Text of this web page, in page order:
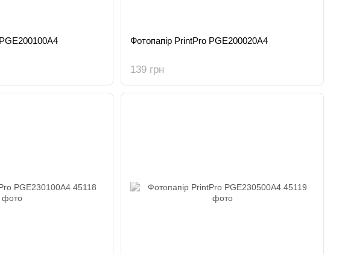
Фотопапір PrintPro PGE200020A4
139 грн